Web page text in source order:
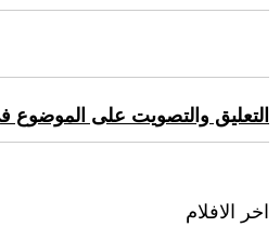
التعليق والتصويت على الموضوع
اخر الافلام